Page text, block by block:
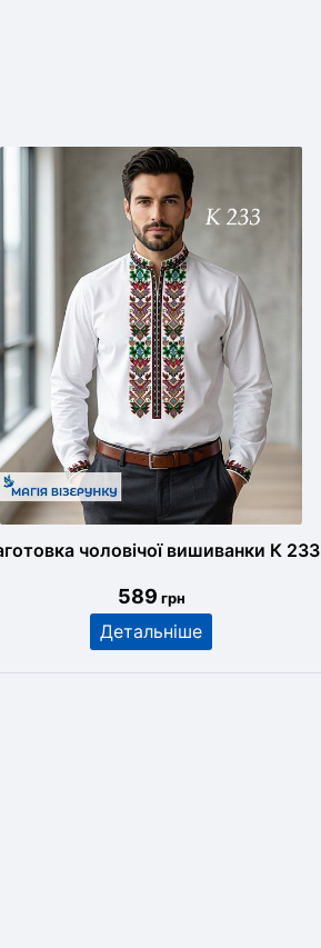
чоловічої вишиванки К 233
589 грн
Детальніше